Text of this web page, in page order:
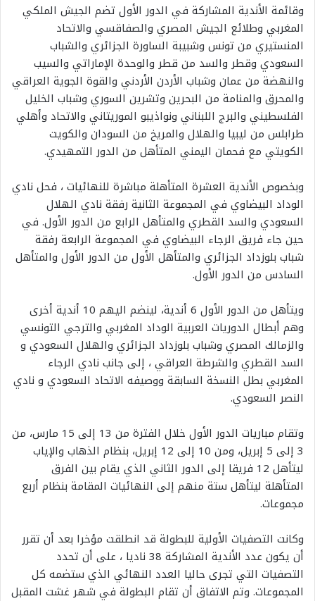
وقائمة الأندية المشاركة في الدور الأول تضم الجيش الملكي
المغربي وطلائع الجيش المصري والصفاقسي والاتحاد
المنستيري من تونس وشبيبة الساورة الجزائري والشباب
السعودي وقطر والسد من قطر والوحدة الإماراتي والسيب
والنهضة من عمان وشباب الأردن الأردني والقوة الجوية العراقي
والمحرق والمنامة من البحرين وتشرين السوري وشباب الخليل
الفلسطيني والبرج اللبناني ونواذيبو الموريتاني والاتحاد وأهلي
طرابلس من ليبيا والهلال والمريخ من السودان والكويت
الكويتي مع فحمان اليمني المتأهل من الدور التمهيدي.
وبخصوص الأندية العشرة المتأهلة مباشرة للنهائيات ، فحل نادي
الوداد البيضاوي في المجموعة الثانية رفقة نادي الهلال
السعودي والسد القطري والمتأهل الرابع من الدور الأول. في
حين جاء فريق الرجاء البيضاوي في المجموعة الرابعة رفقة
شباب بلوزداد الجزائري والمتأهل الأول من الدور الأول والمتأهل
السادس من الدور الأول.
ويتأهل من الدور الأول 6 أندية، لينضم اليهم 10 أندية أخرى
وهم أبطال الدوريات العربية الوداد المغربي والترجي التونسي
والزمالك المصري وشباب بلوزداد الجزائري والهلال السعودي و
السد القطري والشرطة العراقي ، إلى جانب نادي الرجاء
المغربي بطل النسخة السابقة ووصيفه الاتحاد السعودي و نادي
النصر السعودي.
وتقام مباريات الدور الأول خلال الفترة من 13 إلى 15 مارس، من
3 إلى 5 إبريل، ومن 10 إلى 12 إبريل، بنظام الذهاب والإياب
ليتأهل 12 فريقا إلى الدور الثاني الذي يقام بين الفرق
المتأهلة ليتأهل ستة منهم إلى النهائيات المقامة بنظام أربع
مجموعات.
وكانت التصفيات الأولية للبطولة قد انطلقت مؤخرا بعد أن تقرر
أن يكون عدد الأندية المشاركة 38 ناديا ، على أن تحدد
التصفيات التي تجرى حاليا العدد النهائي الذي ستضمه كل
المجموعات. وتم الاتفاق أن تقام البطولة في شهر غشت المقبل